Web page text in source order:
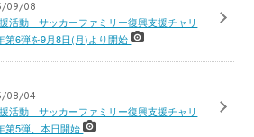
09/08
活動 サッカーファミリー復興支援チャリ
6弾を9月8日(月)より開始
08/04
活動 サッカーファミリー復興支援チャリ
第5弾、本日開始